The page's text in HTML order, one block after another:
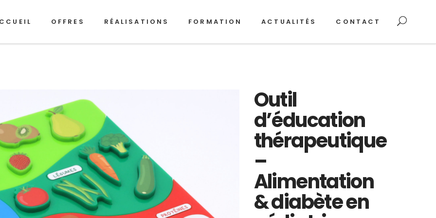
OFFRES RÉALISATIONS FORMATION ACTUALITÉS CONTACT
Outil
d’éducation
thérapeutique
–
Alimentation
& diabète en